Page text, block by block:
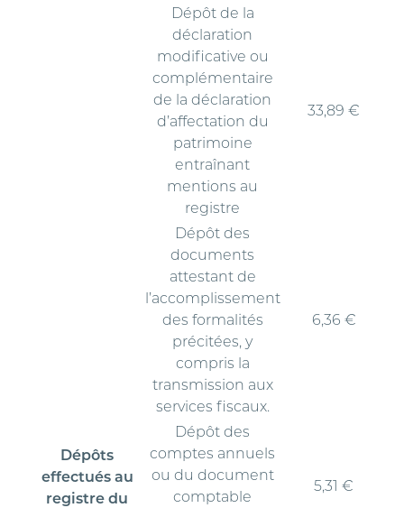
Dépôts
effectués au
registre du
Dépôt de la
déclaration
modificative ou
complémentaire
de la déclaration
d’affectation du
patrimoine
entraînant
mentions au
registre
33,89 €
Dépôt des
documents
attestant de
l’accomplissement
des formalités
précitées, y
compris la
transmission aux
services fiscaux.
6,36 €
Dépôt des
comptes annuels
ou du document
comptable
5,31 €